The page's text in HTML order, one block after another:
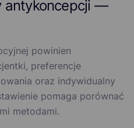
antykoncepcji —
powinien
preferencje
oraz indywidualny
pomaga porównać
metodami.